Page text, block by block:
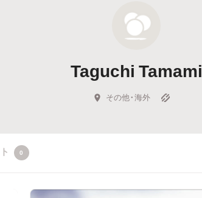
新着プロジェクト
Feature
キュレーターから探す
Taguchi Tamami
その他・海外
0